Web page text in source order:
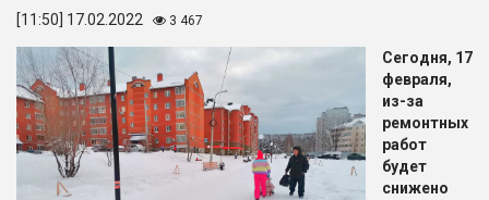
[11:50] 17.02.2022 3 467
Сегодня, 17
февраля,
из-за
ремонтных
работ
будет
снижено